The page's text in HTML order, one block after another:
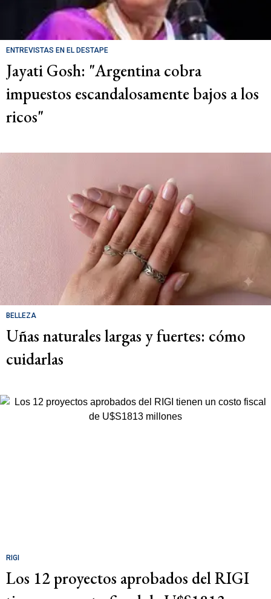
ENTREVISTAS EN EL DESTAPE
Jayati Gosh: "Argentina cobra
impuestos escandalosamente bajos a los
ricos"
BELLEZA
Uñas naturales largas y fuertes: cómo
cuidarlas
RIGI
Los 12 proyectos aprobados del RIGI